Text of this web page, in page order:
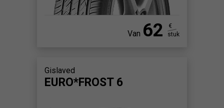
Van 62
€
stuk
Gislaved
EURO*FROST 6